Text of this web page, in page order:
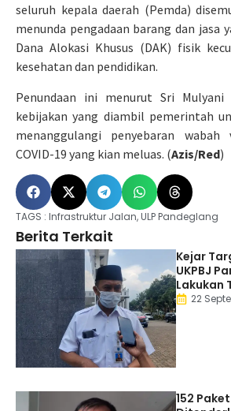
seluruh kepala daerah (Pemda)
menunda pengadaan barang dan jasa
Dana Alokasi Khusus (DAK) fisik
kesehatan dan pendidikan.
Penundaan ini menurut Sri
kebijakan yang diambil pemerintah
menanggulangi penyebaran
COVID-19 yang kian meluas. (Azis/Red)
TAGS : Infrastruktur Jalan,ULP Pandeglang
Berita Terkait
Kejar
UKPBJ
Lakukan
22
152